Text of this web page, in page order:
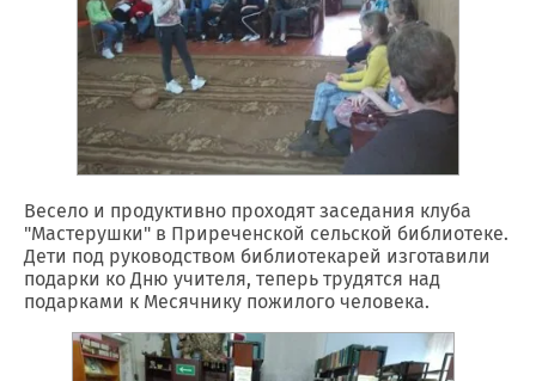
Весело и продуктивно проходят заседания клуба
"Мастерушки" в Приреченской сельской библиотеке.
Дети под руководством библиотекарей изготавили
подарки ко Дню учителя, теперь трудятся над
подарками к Месячнику пожилого человека.